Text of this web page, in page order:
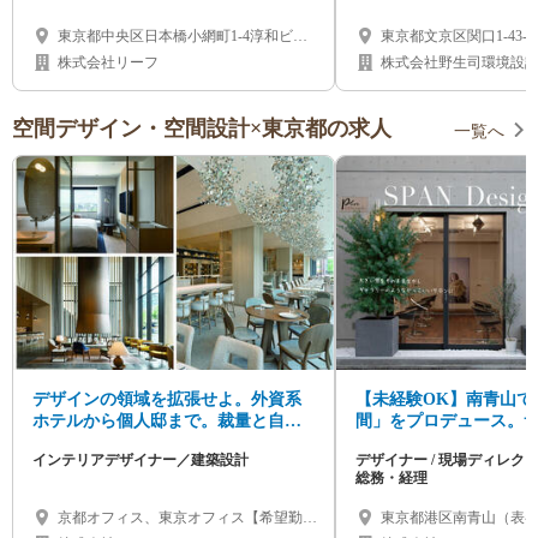
東京都中央区日本橋小網町1-4淳和ビル
7F （茅場町駅から3分）
株式会社リーフ
東京都文京区関口1-43-5
株式会社野生司環境設計
空間デザイン・空間設計×東京都の求人 一覧へ
デザインの領域を拡張せよ。外資系
ホテルから個人邸まで。裁量と自由
イナー募集
インテリアデザイナー／建築設計
京都オフィス、東京オフィス【希望勤務
【未経験OK】南青山
間」をプロデュース。
イナー/施工管理/総務・
デザイナー / 現場ディレク
総務・経理
東京都港区南青山（表